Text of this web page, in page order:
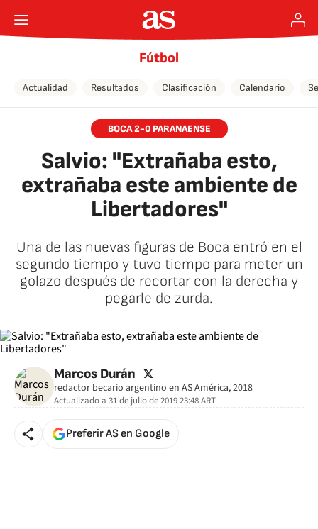
Fútbol
Actualidad Resultados Clasificación Calendario
BOCA 2-0 PARANAENSE
Salvio: "Extrañaba esto,
extrañaba este ambiente de
Libertadores"
Una de las nuevas figuras de Boca entró en el
segundo tiempo y tuvo tiempo para meter un
golazo después de recortar con la derecha y
pegarle de zurda.
Marcos Durán twitter
redactor becario argentino en AS América, 2018
Actualizado a 31 de julio de 2019 23:48ART
Preferir AS en Google